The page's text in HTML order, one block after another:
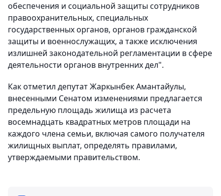
обеспечения и социальной защиты сотрудников
правоохранительных, специальных
государственных органов, органов гражданской
защиты и военнослужащих, а также исключения
излишней законодательной регламентации в сфере
деятельности органов внутренних дел".
Как отметил депутат Жаркынбек Амантайулы,
внесенными Сенатом изменениями предлагается
предельную площадь жилища из расчета
восемнадцать квадратных метров площади на
каждого члена семьи, включая самого получателя
жилищных выплат, определять правилами,
утверждаемыми правительством.